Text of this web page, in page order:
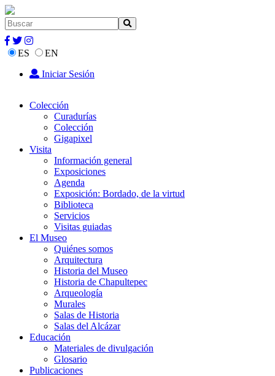
ES
EN
Iniciar Sesión
Colección
Curadurías
Colección
Gigapixel
Visita
Información general
Exposiciones
Agenda
Exposición: Bordado, de la virtud
Biblioteca
Servicios
Visitas guiadas
El Museo
Quiénes somos
Arquitectura
Historia del Museo
Historia de Chapultepec
Arqueología
Murales
Salas de Historia
Salas del Alcázar
Educación
Materiales de divulgación
Glosario
Publicaciones